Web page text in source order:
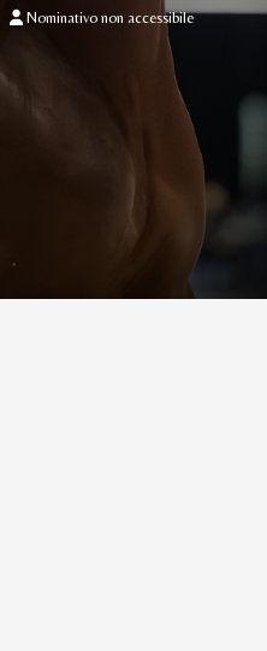
Nominativo non accessibile